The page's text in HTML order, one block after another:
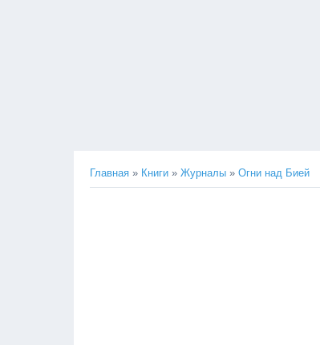
Главная » Книги » Журналы » Огни над Бией